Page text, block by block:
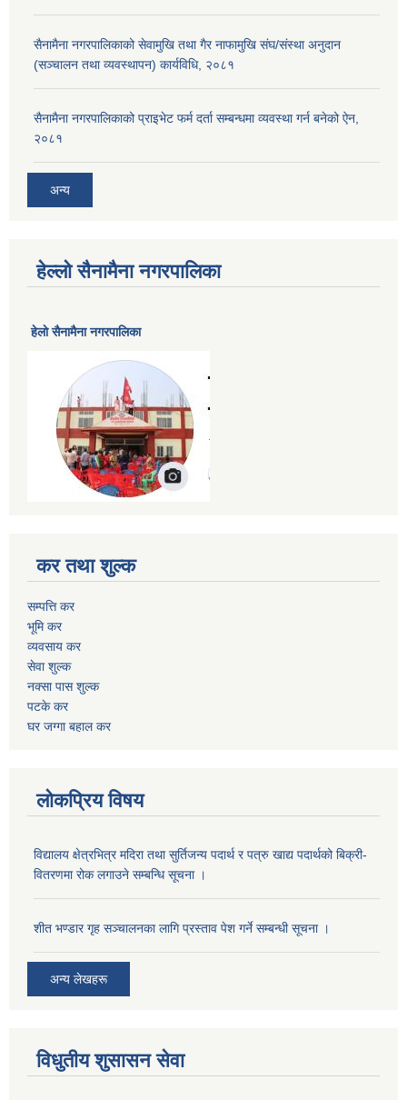
सैनामैना नगरपालिकाको सेवामुखि तथा गैर नाफामुखि संघ/संस्था अनुदान
(सञ्चालन तथा व्यवस्थापन) कार्यविधि, २०८१
सैनामैना नगरपालिकाको प्राइभेट फर्म दर्ता सम्बन्धमा व्यवस्था गर्न बनेको ऐन,
२०८१
अन्य
हेल्लो सैनामैना नगरपालिका
हेलाे सैनामैना नगरपालिका
कर तथा शुल्क
सम्पत्ति कर
भूमि कर
व्यवसाय कर
सेवा शुल्क
नक्सा पास शुल्क
पटके कर
घर जग्गा बहाल कर
लोकप्रिय विषय
विद्यालय क्षेत्रभित्र मदिरा तथा सुर्तिजन्य पदार्थ र पत्रु खाद्य पदार्थको बिक्री-
वितरणमा रोक लगाउने सम्बन्धि सूचना ।
शीत भण्डार गृह सञ्चालनका लागि प्रस्ताव पेश गर्ने सम्बन्धी सूचना ।
अन्य लेखहरू
विधुतीय शुसासन सेवा